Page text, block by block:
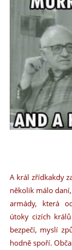
A král zřídkakdy
několik málo
armády, která
útoky cizích
bezpečí, myslí
hodně spoří.